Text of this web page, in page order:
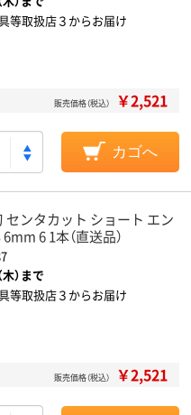
等取扱店３からお届け
販売価格（税込） ￥2,521
カゴへ
センタカット ショート エン
6 1本（直送品）
）まで
等取扱店３からお届け
販売価格（税込） ￥2,521